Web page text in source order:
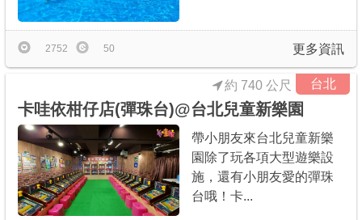
更多資訊
2752 50
台北
卡哇依柑仔店(彈珠台)@台北兒童新樂園
約 740 公尺
帶小朋友來台北兒童新樂
園除了玩各項大型遊樂設
施，還有小朋友愛的彈珠
台哦！卡...